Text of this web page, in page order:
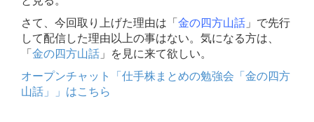
さて、今回取り上げた理由は「 金の四方山話 」で先行
して配信した理由以上の事はない。気になる方は、
「 金の四方山話 」を見に来て欲しい。
オープンチャット「仕手株まとめの勉強会「金の四方
山話」」はこちら